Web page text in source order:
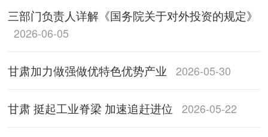
三部门负责人详解《国务院关于对外投资的规定》
2026-06-05
甘肃加力做强做优特色优势产业 2026-05-30
甘肃 挺起工业脊梁 加速追赶进位 2026-05-22